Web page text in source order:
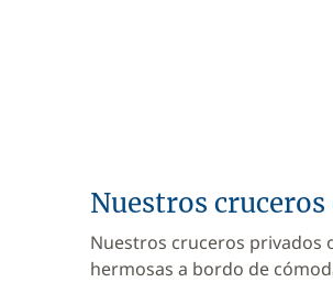
Nuestros cruceros
Nuestros cruceros privados
hermosas a bordo de